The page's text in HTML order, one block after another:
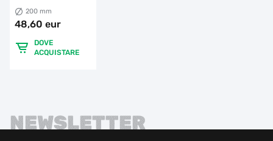
200 mm
48,60 eur
DOVE
ACQUISTARE
NEWSLETTER